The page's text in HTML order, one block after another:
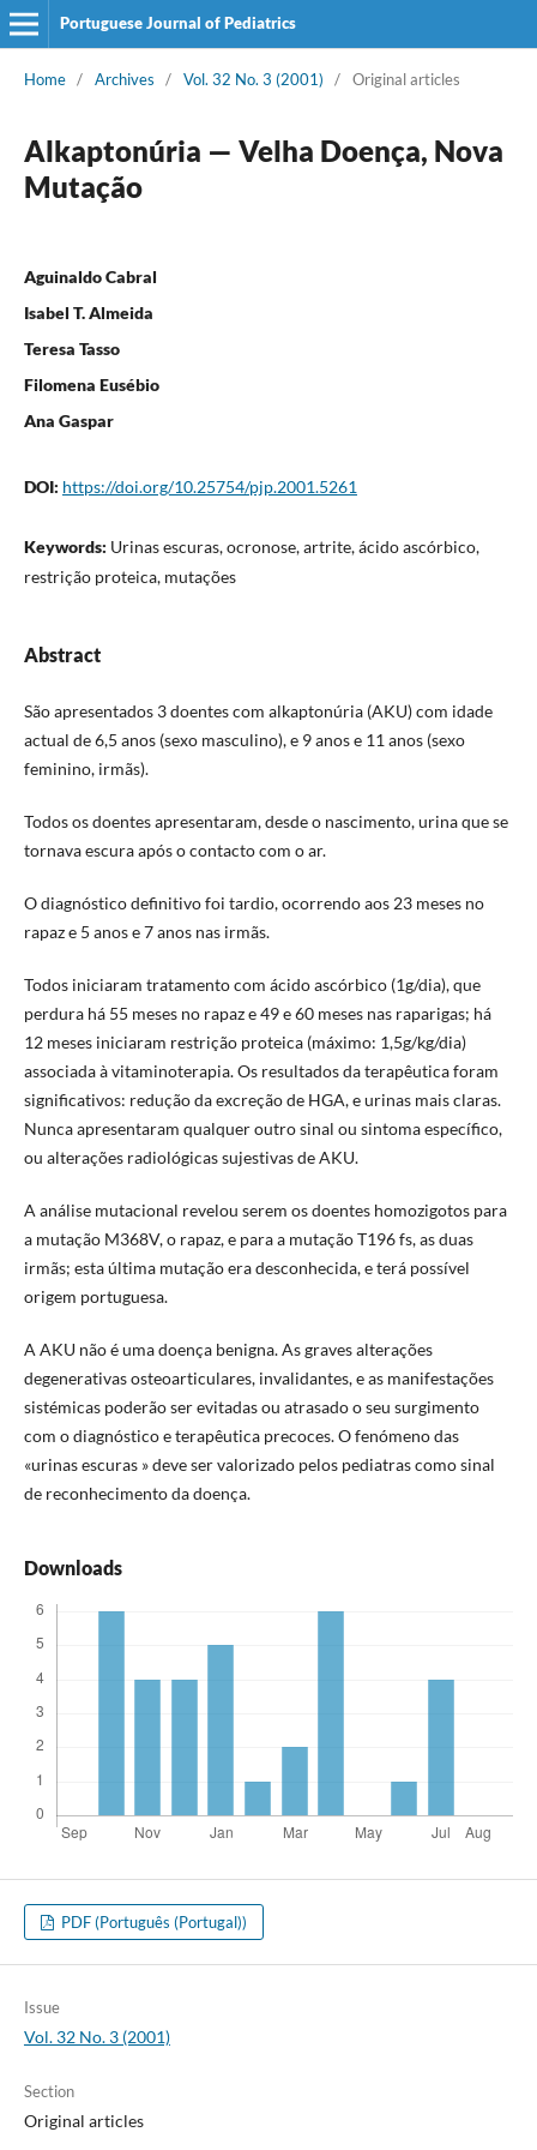
Portuguese Journal of Pediatrics
Home / Archives / Vol. 32 No. 3 (2001) / Original articles
Alkaptonúria — Velha Doença, Nova
Mutação
Aguinaldo Cabral
Isabel T. Almeida
Teresa Tasso
Filomena Eusébio
Ana Gaspar
DOI: https://doi.org/10.25754/pjp.2001.5261
Keywords: Urinas escuras, ocronose, artrite, ácido ascórbico,
restrição proteica, mutações
Abstract
São apresentados 3 doentes com alkaptonúria (AKU) com idade
actual de 6,5 anos (sexo masculino), e 9 anos e 11 anos (sexo
feminino, irmãs).
Todos os doentes apresentaram, desde o nascimento, urina que se
tornava escura após o contacto com o ar.
O diagnóstico definitivo foi tardio, ocorrendo aos 23 meses no
rapaz e 5 anos e 7 anos nas irmãs.
Todos iniciaram tratamento com ácido ascórbico (1g/dia), que
perdura há 55 meses no rapaz e 49 e 60 meses nas raparigas; há
12 meses iniciaram restrição proteica (máximo: 1,5g/kg/dia)
associada à vitaminoterapia. Os resultados da terapêutica foram
significativos: redução da excreção de HGA, e urinas mais claras.
Nunca apresentaram qualquer outro sinal ou sintoma específico,
ou alterações radiológicas sujestivas de AKU.
A análise mutacional revelou serem os doentes homozigotos para
a mutação M368V, o rapaz, e para a mutação T196 fs, as duas
irmãs; esta última mutação era desconhecida, e terá possível
origem portuguesa.
A AKU não é uma doença benigna. As graves alterações
degenerativas osteoarticulares, invalidantes, e as manifestações
sistémicas poderão ser evitadas ou atrasado o seu surgimento
com o diagnóstico e terapêutica precoces. O fenómeno das
«urinas escuras » deve ser valorizado pelos pediatras como sinal
de reconhecimento da doença.
Downloads
PDF (Português (Portugal))
Issue
Vol. 32 No. 3 (2001)
Section
Original articles